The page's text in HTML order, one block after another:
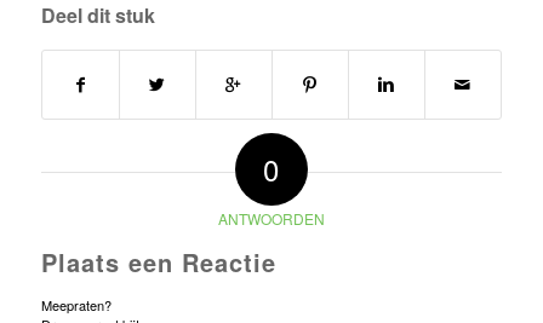
Deel dit stuk
0
ANTWOORDEN
Plaats een Reactie
Meepraten?